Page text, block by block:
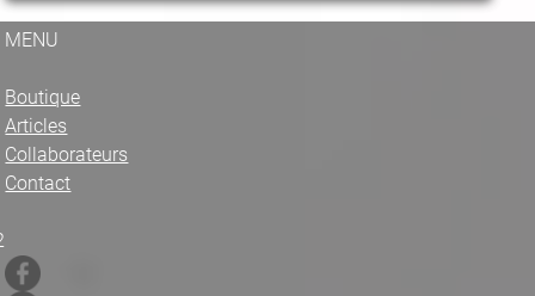
MENU
Boutique
Articles
Collaborateurs
Contact